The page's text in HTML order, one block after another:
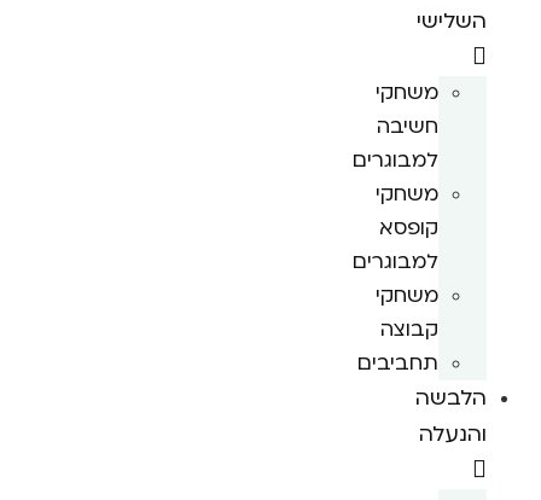
השלישי
משחקי
חשיבה
למבוגרים
משחקי
קופסא
למבוגרים
משחקי
קבוצה
תחביבים
הלבשה
והנעלה